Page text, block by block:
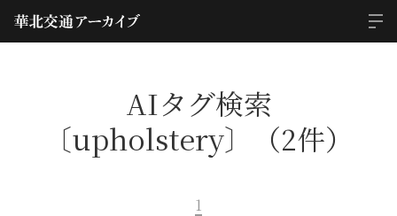
AIタグ検索
〔upholstery〕（2件）
1